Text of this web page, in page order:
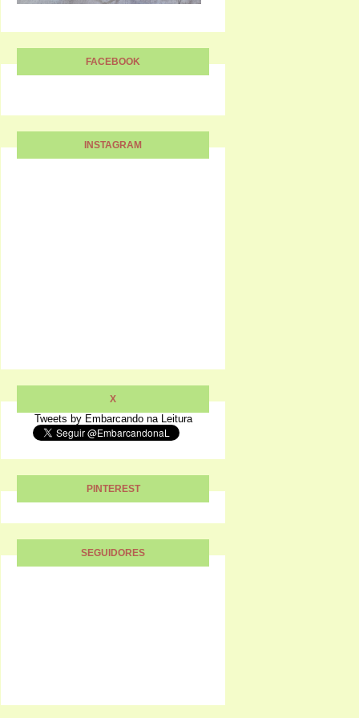
FACEBOOK
INSTAGRAM
X
Tweets by Embarcando na Leitura
PINTEREST
SEGUIDORES